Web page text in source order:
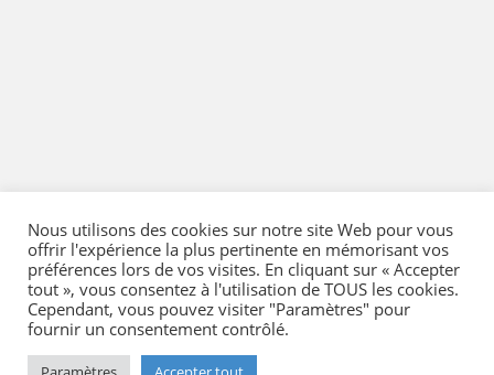
Mentions Légales-Conditions générales de vente
-Politique qualité- Moyens de paiement-
Nous utilisons des cookies sur notre site Web pour vous
offrir l'expérience la plus pertinente en mémorisant vos
préférences lors de vos visites. En cliquant sur « Accepter
tout », vous consentez à l'utilisation de TOUS les cookies.
Cependant, vous pouvez visiter "Paramètres" pour
fournir un consentement contrôlé.